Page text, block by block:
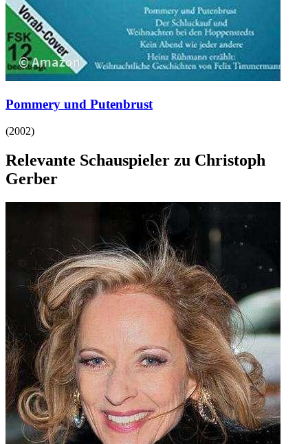
Pommery und Putenbrust
(2002)
Relevante Schauspieler zu Christoph
Gerber